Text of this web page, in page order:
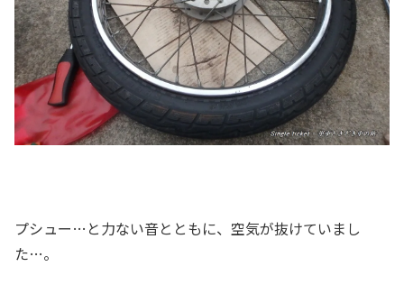
プシュー…と力ない音とともに、空気が抜けていまし
た…。